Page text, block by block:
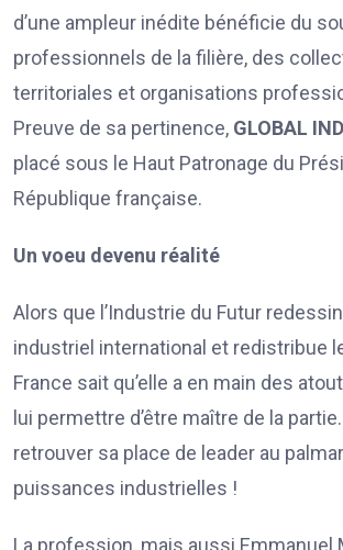
d’une ampleur inédite bénéficie du
professionnels de la filière, des
territoriales et organisations
Preuve de sa pertinence, GLOBAL
placé sous le Haut Patronage du
République française.
Un voeu devenu réalité
Alors que l’Industrie du Futur
industriel international et redistribue
France sait qu’elle a en main des
lui permettre d’être maître de la
retrouver sa place de leader au
puissances industrielles !
La profession, mais aussi Emmanuel